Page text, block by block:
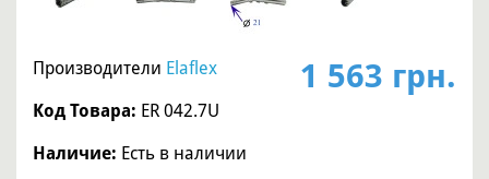
1 563 грн.
Производители Elaflex
Код Товара: ER 042.7U
Наличие: Есть в наличии